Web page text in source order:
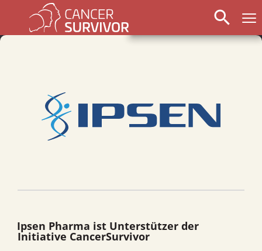
search
Ipsen Pharma ist Unterstützer der
Initiative CancerSurvivor